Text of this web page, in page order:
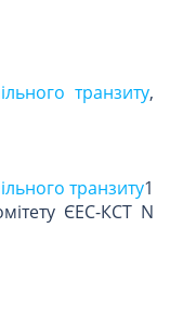
транзиту,
транзиту1
ЄЕС-КСТ N